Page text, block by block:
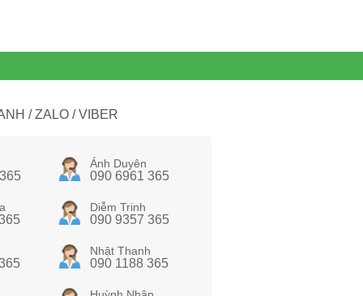
/ ZALO / VIBER
Ánh Duyên
090 6961 365
Diễm Trinh
090 9357 365
Nhật Thanh
090 1188 365